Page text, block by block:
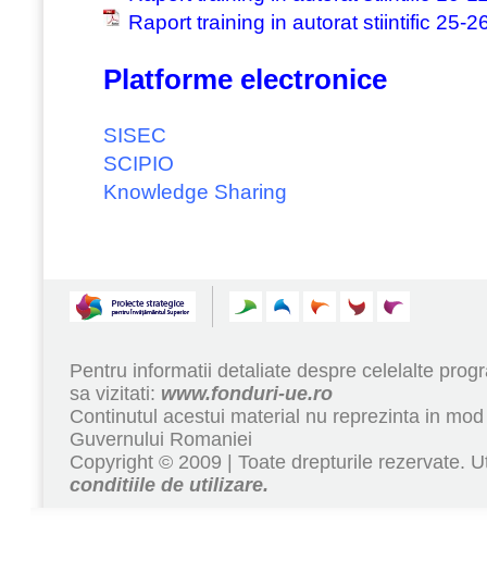
Raport training in autorat stiintific 25-
Platforme electronice
SISEC
SCIPIO
Knowledge Sharing
Pentru informatii detaliate despre celelalte
sa vizitati: www.fonduri-ue.ro
Continutul acestui material nu reprezinta in
Guvernului Romaniei
Copyright © 2009 | Toate drepturile rezervate.
conditiile de utilizare.